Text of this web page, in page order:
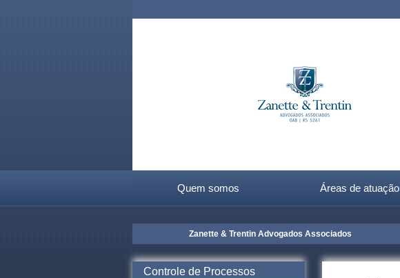
Quem somos Áreas de atuação
Zanette & Trentin Advogados Associados
Controle de Processos